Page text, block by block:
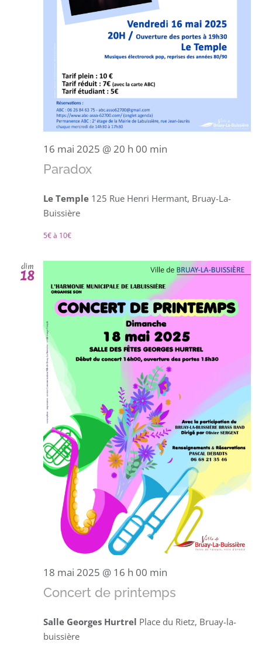
16 mai 2025 @ 20 h 00 min
Paradox
Le Temple 125 Rue Henri Hermant, Bruay-La-
Buissière
5€ à 10€
dim
18
18 mai 2025 @ 16 h 00 min
Concert de printemps
Salle Georges Hurtrel Place du Rietz, Bruay-la-
buissière